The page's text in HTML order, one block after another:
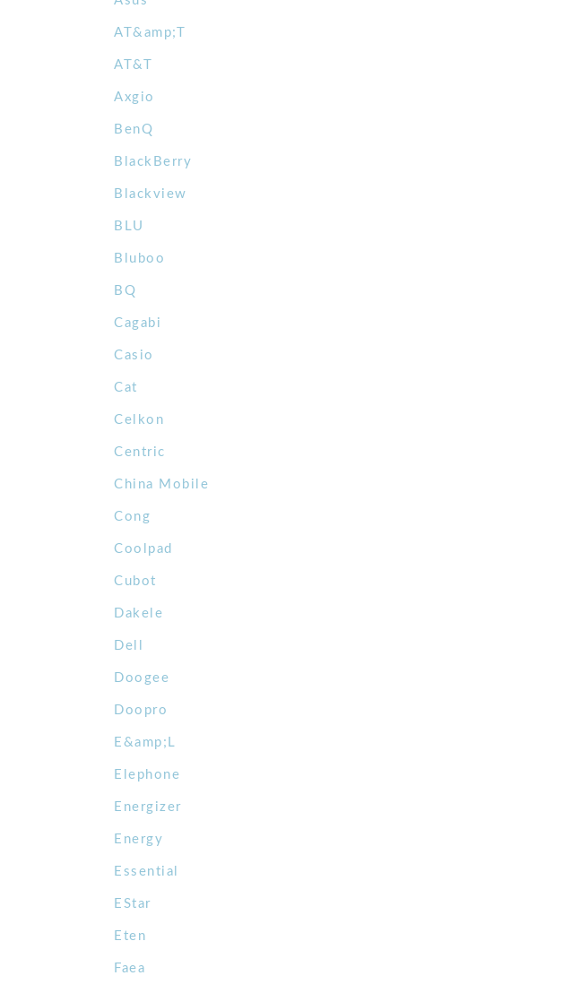
AT&amp;T
AT&T
Axgio
BenQ
BlackBerry
Blackview
BLU
Bluboo
BQ
Cagabi
Casio
Cat
Celkon
Centric
China Mobile
Cong
Coolpad
Cubot
Dakele
Dell
Doogee
Doopro
E&amp;L
Elephone
Energizer
Energy
Essential
EStar
Eten
Faea